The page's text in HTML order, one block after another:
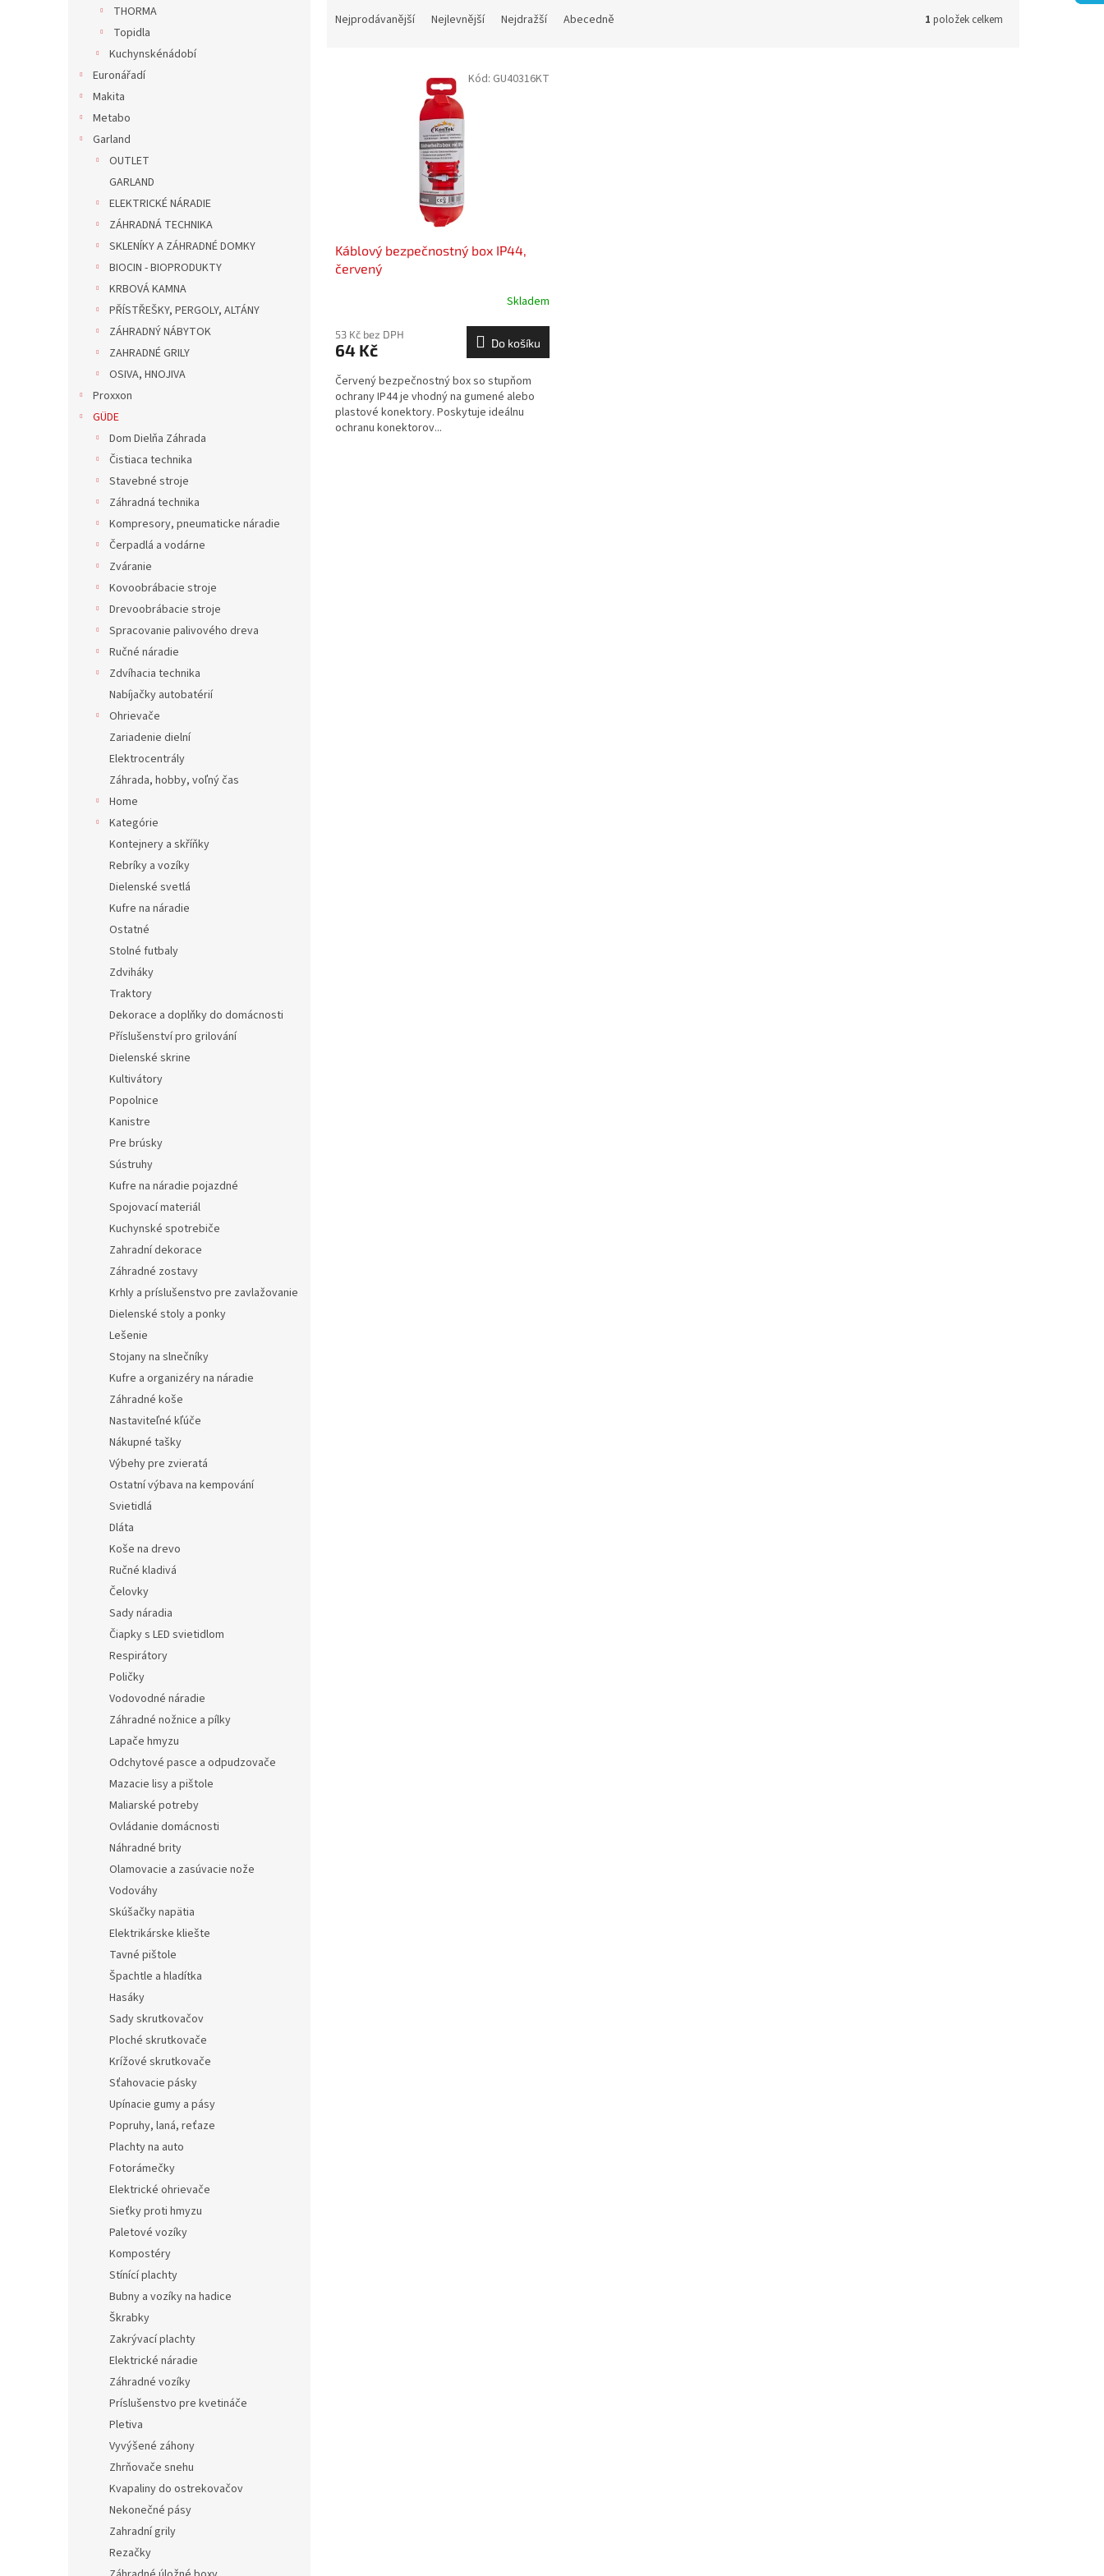
THORMA
Topidla
Kuchynskénádobí
Euronářadí
Makita
Metabo
Garland
OUTLET
GARLAND
ELEKTRICKÉ NÁRADIE
ZÁHRADNÁ TECHNIKA
SKLENÍKY A ZÁHRADNÉ DOMKY
BIOCIN - BIOPRODUKTY
KRBOVÁ KAMNA
PŘÍSTŘEŠKY, PERGOLY, ALTÁNY
ZÁHRADNÝ NÁBYTOK
ZAHRADNÉ GRILY
OSIVA, HNOJIVA
Proxxon
GÜDE
Dom Dielňa Záhrada
Čistiaca technika
Stavebné stroje
Záhradná technika
Kompresory, pneumaticke náradie
Čerpadlá a vodárne
Zváranie
Kovoobrábacie stroje
Drevoobrábacie stroje
Spracovanie palivového dreva
Ručné náradie
Zdvíhacia technika
Nabíjačky autobatérií
Ohrievače
Zariadenie dielní
Elektrocentrály
Záhrada, hobby, voľný čas
Home
Kategórie
Kontejnery a skříňky
Rebríky a vozíky
Dielenské svetlá
Kufre na náradie
Ostatné
Stolné futbaly
Zdviháky
Traktory
Dekorace a doplňky do domácnosti
Příslušenství pro grilování
Dielenské skrine
Kultivátory
Popolnice
Kanistre
Pre brúsky
Sústruhy
Kufre na náradie pojazdné
Spojovací materiál
Kuchynské spotrebiče
Zahradní dekorace
Záhradné zostavy
Krhly a príslušenstvo pre zavlažovanie
Dielenské stoly a ponky
Lešenie
Stojany na slnečníky
Kufre a organizéry na náradie
Záhradné koše
Nastaviteľné kľúče
Nákupné tašky
Výbehy pre zvieratá
Ostatní výbava na kempování
Svietidlá
Dláta
Koše na drevo
Ručné kladivá
Čelovky
Sady náradia
Čiapky s LED svietidlom
Respirátory
Poličky
Vodovodné náradie
Záhradné nožnice a pílky
Lapače hmyzu
Odchytové pasce a odpudzovače
Mazacie lisy a pištole
Maliarské potreby
Ovládanie domácnosti
Náhradné brity
Olamovacie a zasúvacie nože
Vodováhy
Skúšačky napätia
Elektrikárske kliešte
Tavné pištole
Špachtle a hladítka
Hasáky
Sady skrutkovačov
Ploché skrutkovače
Krížové skrutkovače
Sťahovacie pásky
Upínacie gumy a pásy
Popruhy, laná, reťaze
Plachty na auto
Fotorámečky
Elektrické ohrievače
Sieťky proti hmyzu
Paletové vozíky
Kompostéry
Stínící plachty
Bubny a vozíky na hadice
Škrabky
Zakrývací plachty
Elektrické náradie
Záhradné vozíky
Príslušenstvo pre kvetináče
Pletiva
Vyvýšené záhony
Zhrňovače snehu
Kvapaliny do ostrekovačov
Nekonečné pásy
Zahradní grily
Rezačky
Nejprodávanější Nejlevnější Nejdražší Abecedně 1 položek celkem
Káblový bezpečnostný box IP44,
červený
Skladem
53 Kč bez DPH
64 Kč Do košíku
Červený bezpečnostný box so stupňom
ochrany IP44 je vhodný na gumené alebo
plastové konektory. Poskytuje ideálnu
ochranu konektorov...
Kód: GU40316KT